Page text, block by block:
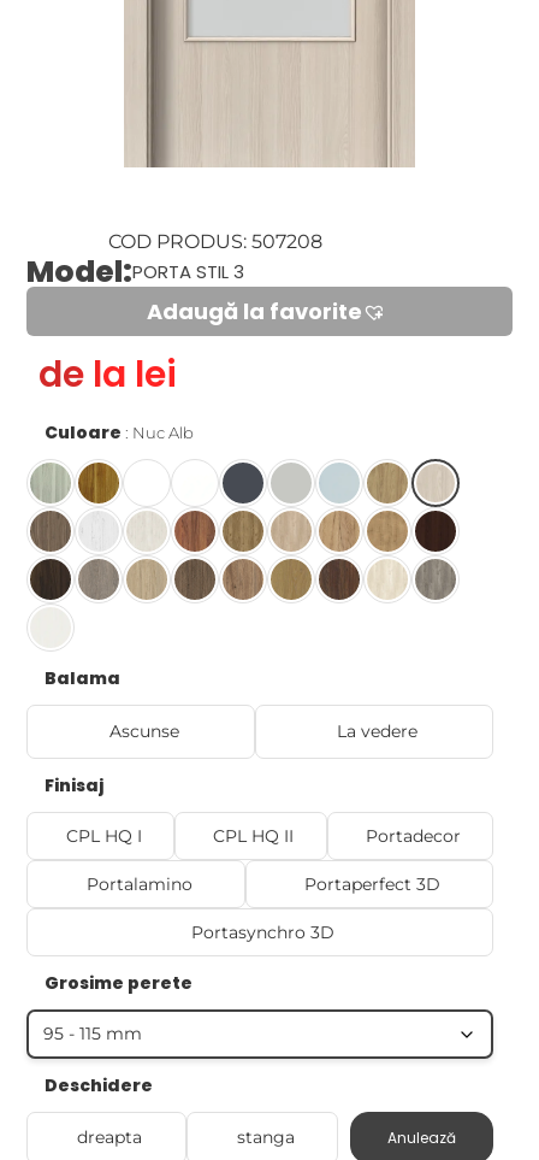
COD PRODUS: 507208
Model:PORTA STIL 3
Adaugă la favorite​
de la lei
Culoare Nuc Alb
Balama
Ascunse La vedere
Finisaj
CPL HQ I CPL HQ II Portadecor
Portalamino Portaperfect 3D
Portasynchro 3D
Grosime perete
Deschidere
dreapta stanga Anulează